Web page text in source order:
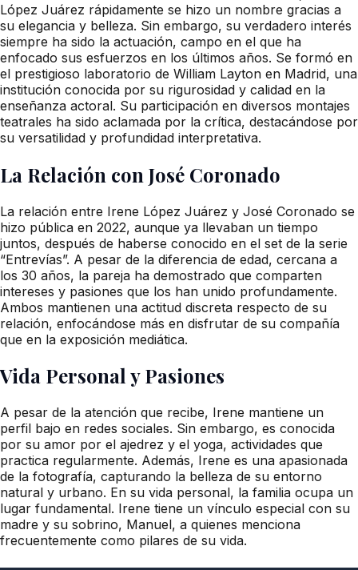
López Juárez rápidamente se hizo un nombre gracias a
su elegancia y belleza. Sin embargo, su verdadero interés
siempre ha sido la actuación, campo en el que ha
enfocado sus esfuerzos en los últimos años. Se formó en
el prestigioso laboratorio de William Layton en Madrid, una
institución conocida por su rigurosidad y calidad en la
enseñanza actoral. Su participación en diversos montajes
teatrales ha sido aclamada por la crítica, destacándose por
su versatilidad y profundidad interpretativa.
La Relación con José Coronado
La relación entre Irene López Juárez y José Coronado se
hizo pública en 2022, aunque ya llevaban un tiempo
juntos, después de haberse conocido en el set de la serie
“Entrevías”. A pesar de la diferencia de edad, cercana a
los 30 años, la pareja ha demostrado que comparten
intereses y pasiones que los han unido profundamente.
Ambos mantienen una actitud discreta respecto de su
relación, enfocándose más en disfrutar de su compañía
que en la exposición mediática.
Vida Personal y Pasiones
A pesar de la atención que recibe, Irene mantiene un
perfil bajo en redes sociales. Sin embargo, es conocida
por su amor por el ajedrez y el yoga, actividades que
practica regularmente. Además, Irene es una apasionada
de la fotografía, capturando la belleza de su entorno
natural y urbano. En su vida personal, la familia ocupa un
lugar fundamental. Irene tiene un vínculo especial con su
madre y su sobrino, Manuel, a quienes menciona
frecuentemente como pilares de su vida.